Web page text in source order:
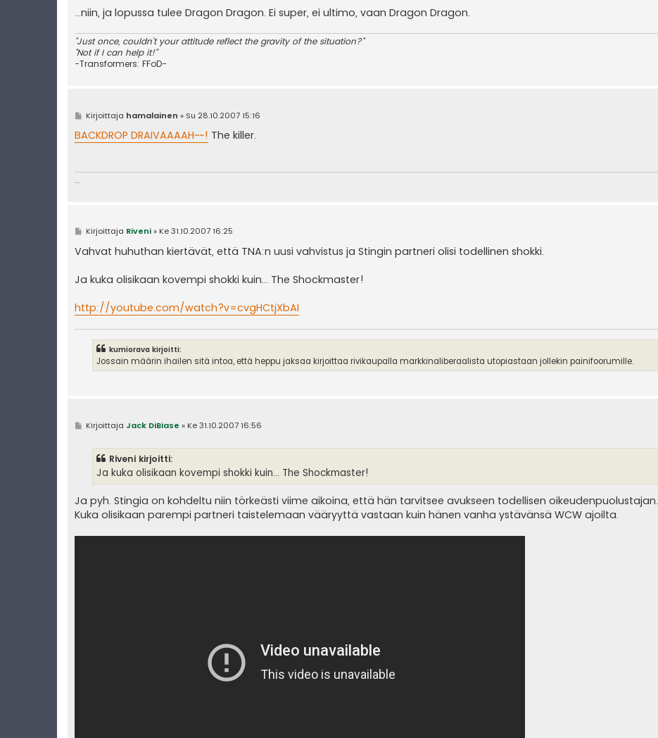
...niin, ja lopussa tulee Dragon Dragon. Ei super, ei ultimo, vaan Dragon Dragon.
"Just once, couldn't your attitude reflect the gravity of the situation?"
"Not if I can help it!"
-Transformers: FFoD-
V
e
s
Kirjoittaja hamalainen » Su 28.10.2007 15:16
BACKDROP DRAIVAAAAH~~! The killer.
...
V
e
s
i
Kirjoittaja Riveni» Ke 31.10.2007 16:25
Vahvat huhuthan kiertävät, että TNA:n uusi vahvistus ja Stingin partneri olisi todellinen shokki.
Ja kuka olisikaan kovempi shokki kuin... The Shockmaster!
http://youtube.com/watch?v=cvgHCtjXbAI
kumiorava kirjoitti:
Jossain määrin ihailen sitä intoa, että heppu jaksaa kirjoittaa rivikaupalla markkinaliberaalista utopiastaan jollekin painifoorumille.
VKirjoittaja Jack DiBiase » Ke 31.10.2007 16:56
Riveni kirjoitti:
Ja kuka olisikaan kovempi shokki kuin... The Shockmaster!
Ja pyh. Stingia on kohdeltu niin törkeästi viime aikoina, että hän tarvitsee avukseen todellisen oikeudenpuolustajan.
Kuka olisikaan parempi partneri taistelemaan vääryyttä vastaan kuin hänen vanha ystävänsä WCW ajoilta.